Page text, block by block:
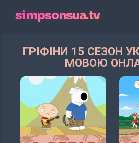
simpsonsua.tv
ГРІФІНИ 15 СЕЗОН
МОВОЮ